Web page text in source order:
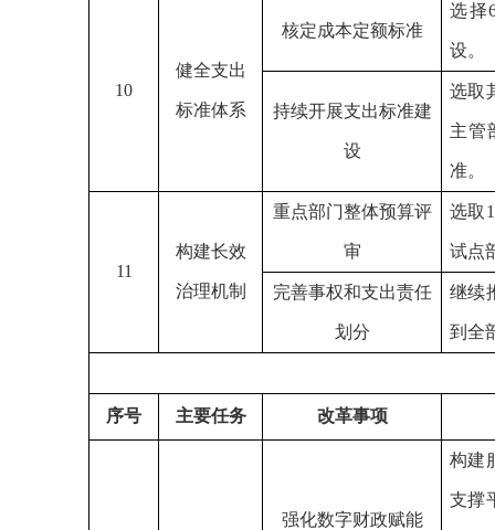
10
健全支出
标准体系
核定成本定额标准
选择
设。
持续开展支出标准建
设
选取
主管
准。
11
构建长效
治理机制
重点部门整体预算评
审
选取
试点
完善事权和支出责任
划分
继续
到全
序号 主要任务 改革事项
强化数字财政赋能
构建
支撑